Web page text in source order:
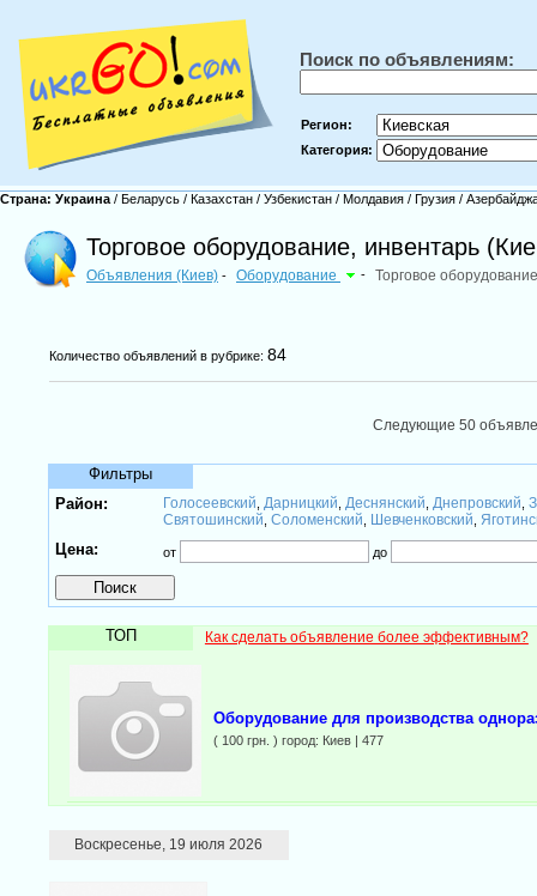
Поиск по объявлениям:
Регион:
Категория:
Страна: Украина / Беларусь / Казахстан / Узбекистан / Молдавия / Грузия /
Торговое оборудование, инвентарь
Объявления (Киев) - Оборудование - Торговое
Количество объявлений в рубрике: 84
Следующие 50
Фильтры
Район:
Голосеевский Дарницкий Деснянский Днепровский
Святошинский Соломенский Шевченковский
Цена: от до
ТОП Как сделать объявление более эффективным?
Оборудование для производства
( 100 грн. ) город: Киев | 477
Воскресенье, 19 июля 2026